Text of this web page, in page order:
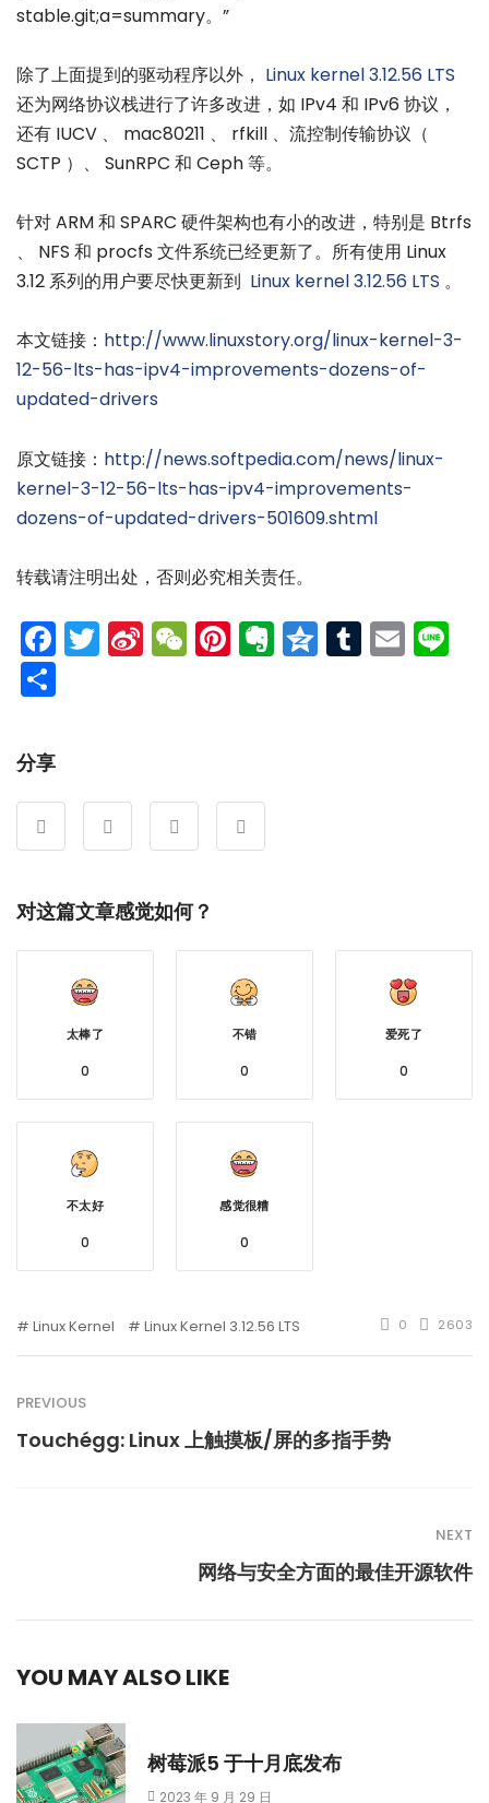
stable.git;a=summary。”
除了上面提到的驱动程序以外， Linux kernel 3.12.56 LTS
还为网络协议栈进行了许多改进，如 IPv4 和 IPv6 协议，
还有 IUCV 、 mac80211 、 rfkill 、流控制传输协议（
SCTP ）、 SunRPC 和 Ceph 等。
针对 ARM 和 SPARC 硬件架构也有小的改进，特别是 Btrfs
、 NFS 和 procfs 文件系统已经更新了。所有使用 Linux
3.12 系列的用户要尽快更新到 Linux kernel 3.12.56 LTS 。
本文链接： http://www.linuxstory.org/linux-kernel-3-
12-56-lts-has-ipv4-improvements-dozens-of-
updated-drivers
原文链接： http://news.softpedia.com/news/linux-
kernel-3-12-56-lts-has-ipv4-improvements-
dozens-of-updated-drivers-501609.shtml
转载请注明出处，否则必究相关责任。
Facebook
Twitter
Sina
Weibo
WeChat
Pinterest
Evernote
Qzone
Tumblr
分享
对这篇文章感觉如何？
太棒了
0
不错
0
爱死了
0
不太好
0
感觉很糟
0
Linux Kernel Linux Kernel 3.12.56 LTS 0 2603
PREVIOUS
Touchégg: Linux 上触摸板/屏的多指手势
NEXT
网络与安全方面的最佳开源软件
YOU MAY ALSO LIKE
树莓派5 于十月底发布
2023 年 9 月 29 日